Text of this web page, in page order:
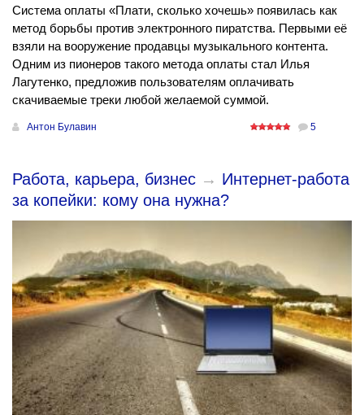
Система оплаты «Плати, сколько хочешь» появилась как
метод борьбы против электронного пиратства. Первыми её
взяли на вооружение продавцы музыкального контента.
Одним из пионеров такого метода оплаты стал Илья
Лагутенко, предложив пользователям оплачивать
скачиваемые треки любой желаемой суммой.
Антон Булавин 5
Работа, карьера, бизнес → Интернет-работа
за копейки: кому она нужна?